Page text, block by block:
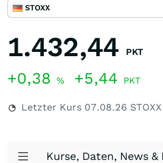
STOXX
1.432,44 PKT
+0,38 % +5,44 PKT
Letzter Kurs 07.08.26 STOXX
Kurse, Daten, News &